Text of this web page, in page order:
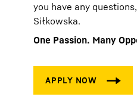
you have any
Siłkowska.
One Passion. Many